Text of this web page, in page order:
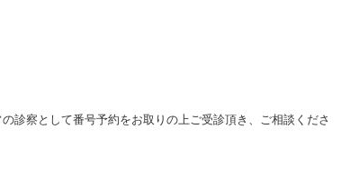
診察として番号予約をお取りの上ご受診頂き、ご相談くださ